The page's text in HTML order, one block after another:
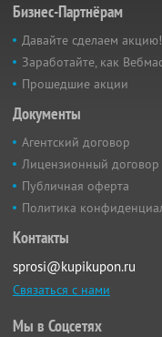
Бизнес-Партнёрам
Давайте сделаем акцию!
Заработайте, как
Прошедшие акции
Документы
Агентский договор
Лицензионный договор
Публичная оферта
Политика
Контакты
sprosi@kupikupon.ru
Связаться с нами
Мы в Соцсетях